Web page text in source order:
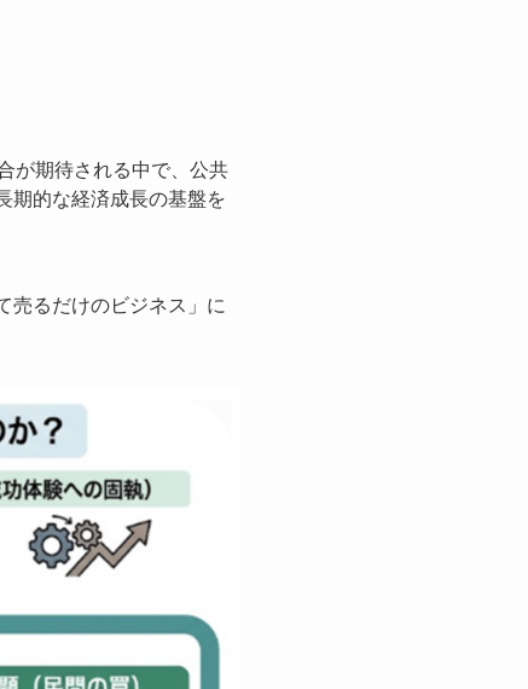
が期待される中で、公共
期的な経済成長の基盤を
売るだけのビジネス」に